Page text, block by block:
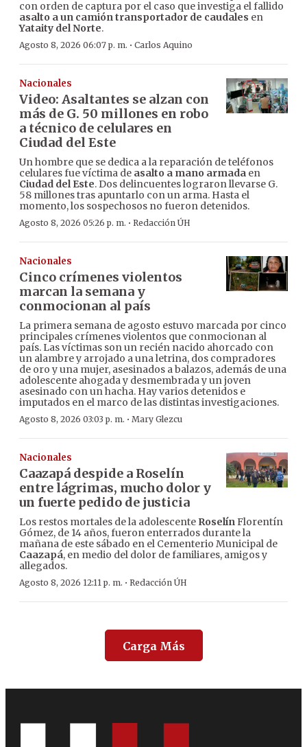
con orden de captura por el caso que investiga el fallido
asalto a un camión transportador de caudales en
Yataity del Norte.
Agosto 8, 2026 06:07 p. m. · Carlos Aquino
Nacionales
Video: Asaltantes se alzan con
más de G. 50 millones en robo
a técnico de celulares en
Ciudad del Este
Un hombre que se dedica a la reparación de teléfonos
celulares fue víctima de asalto a mano armada en
Ciudad del Este. Dos delincuentes lograron llevarse G.
58 millones tras apuntarlo con un arma. Hasta el
momento, los sospechosos no fueron detenidos.
Agosto 8, 2026 05:26 p. m. · Redacción ÚH
Nacionales
Cinco crímenes violentos
marcan la semana y
conmocionan al país
La primera semana de agosto estuvo marcada por cinco
principales crímenes violentos que conmocionan al
país. Las víctimas son un recién nacido ahorcado con
un alambre y arrojado a una letrina, dos compradores
de oro y una mujer, asesinados a balazos, además de una
adolescente ahogada y desmembrada y un joven
asesinado con un hacha. Hay varios detenidos e
imputados en el marco de las distintas investigaciones.
Agosto 8, 2026 03:03 p. m. · Mary Glezcu
Nacionales
Caazapá despide a Roselín
entre lágrimas, mucho dolor y
un fuerte pedido de justicia
Los restos mortales de la adolescente RoselínFlorentín
Gómez, de 14 años, fueron enterrados durante la
mañana de este sábado en el Cementerio Municipal de
Caazapá, en medio del dolor de familiares, amigos y
allegados.
Agosto 8, 2026 12:11 p. m. · Redacción ÚH
Carga Más